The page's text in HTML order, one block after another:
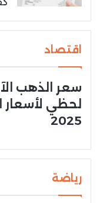
اقتصاد
سعر الذهب
2025
رياضة